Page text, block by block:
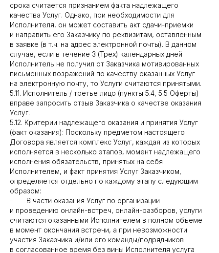
срока считается признанием факта надлежащего
качества Услуг. Однако, при необходимости для
Исполнителя, он может составить акт сдачи-приемки
и направить его Заказчику по реквизитам, оставленным
в заявке (в т.ч. на адрес электронной почты). В данном
случае, если в течение 3 (Трех) календарных дней
Исполнитель не получил от Заказчика мотивированных
письменных возражений по качеству оказанных Услуг
на электронную почту, то Услуги считаются принятыми.
5.11. Исполнитель / третье лицо (пункты 5.4, 5.5 Оферты)
вправе запросить отзыв Заказчика о качестве оказания
Услуг.
5.12. Критерии надлежащего оказания и принятия Услуг
(факт оказания): Поскольку предметом настоящего
Договора является комплекс Услуг, каждая из которых
исполняется в несколько этапов, момент надлежащего
исполнения обязательств, принятых на себя
Исполнителем, и факт принятия Услуг Заказчиком,
определяется отдельно по каждому этапу следующим
образом:
- В части оказания Услуг по организации
и проведению онлайн-встреч, онлайн-разборов, услуги
считаются оказанными Исполнителем в полном объеме
в момент окончания встречи, а при невозможности
участия Заказчика и/или его команды/подрядчиков
в согласованное время без вины Исполнителя услуга